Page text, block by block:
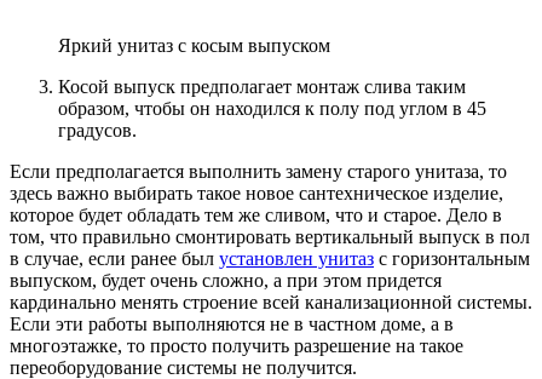
Яркий унитаз с косым выпуском
Косой выпуск предполагает монтаж слива таким
образом, чтобы он находился к полу под углом в 45
градусов.
Если предполагается выполнить замену старого унитаза, то
здесь важно выбирать такое новое сантехническое изделие,
которое будет обладать тем же сливом, что и старое. Дело в
том, что правильно смонтировать вертикальный выпуск в пол
в случае, если ранее был установлен унитаз с горизонтальным
выпуском, будет очень сложно, а при этом придется
кардинально менять строение всей канализационной системы.
Если эти работы выполняются не в частном доме, а в
многоэтажке, то просто получить разрешение на такое
переоборудование системы не получится.